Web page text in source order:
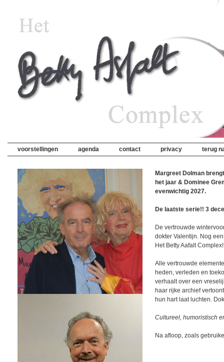
voorstellingen agenda contact privacy terug
Margreet Dolman
het jaar & Dominee
evenwichtig 2027.
De laatste serie!! 3
De vertrouwde
dokter Valentijn. Nog
Het Betty Aafalt
Alle vertrouwde
heden, verleden en
verhaalt over een
haar rijke archief
hun hart laat luchten.
Cultureel, humoristisch
Na afloop, zoals